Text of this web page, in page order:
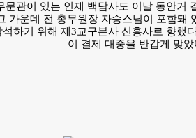
문관이 있는 인제 백담사도 이날 동안거
가운데 전 총무원장 자승스님이 포함돼
하기 위해 제3교구본사 신흥사로 향했
이 결제 대중을 반갑게 맞았